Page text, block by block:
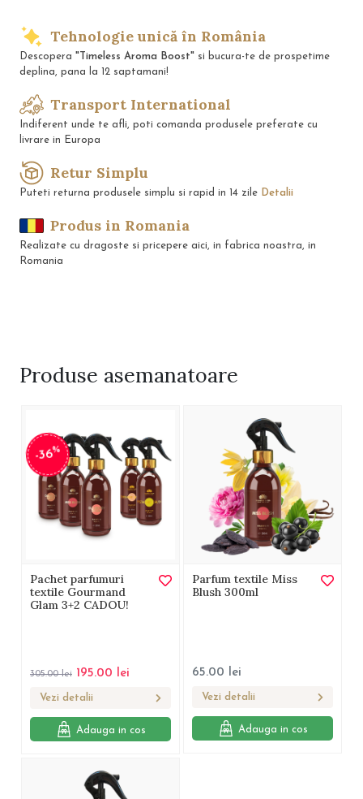
Tehnologie unică în România
Descopera "Timeless Aroma Boost" si bucura-te de prospetime
deplina, pana la 12 saptamani!
Transport International
Indiferent unde te afli, poti comanda produsele preferate cu
livrare in Europa
Retur Simplu
Puteti returna produsele simplu si rapid in 14 zile Detalii
Produs in Romania
Realizate cu dragoste si pricepere aici, in fabrica noastra, in
Romania
Produse asemanatoare
-36%
Pachet parfumuri
textile Gourmand
Glam 3+2 CADOU!
305.00 lei 195.00 lei
Vezi detalii
Adauga in cos
Parfum textile Miss
Blush 300ml
65.00 lei
Vezi detalii
Adauga in cos